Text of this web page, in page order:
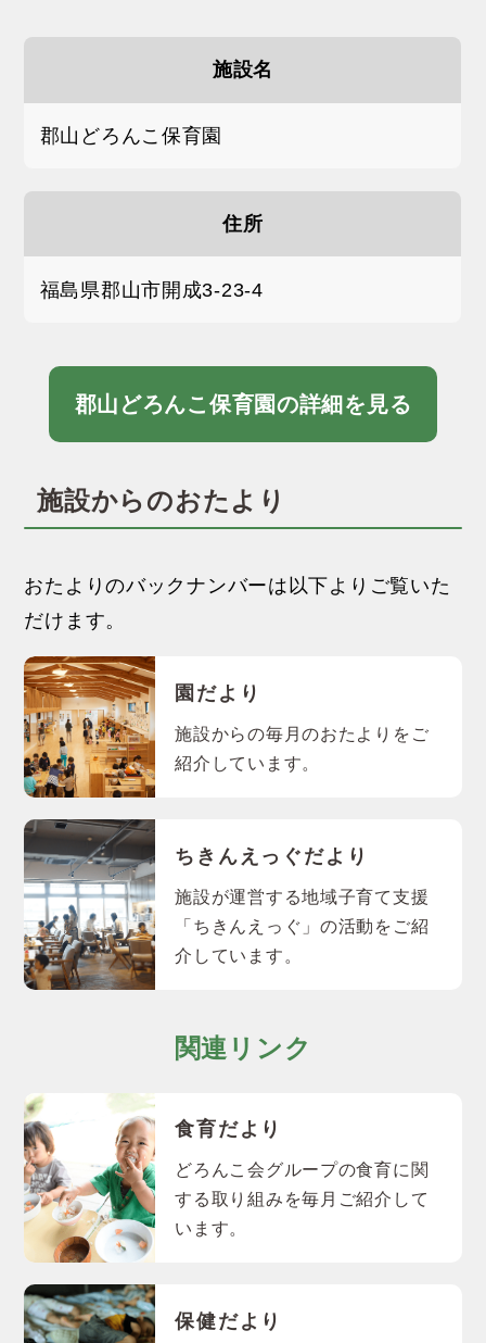
施設名
郡山どろんこ保育園
住所
福島県郡山市開成3-23-4
郡山どろんこ保育園の詳細を見る
施設からのおたより
おたよりのバックナンバーは以下よりご覧いた
だけます。
園だより
施設からの毎月のおたよりをご
紹介しています。
ちきんえっぐだより
施設が運営する地域子育て支援
「ちきんえっぐ」の活動をご紹
介しています。
関連リンク
食育だより
どろんこ会グループの食育に関
する取り組みを毎月ご紹介して
います。
保健だより